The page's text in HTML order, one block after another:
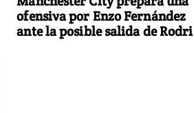
ofensiva por Enzo Fernández
ante la posible salida de Rodri